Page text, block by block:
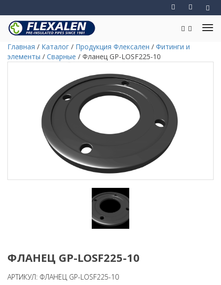
Главная / Каталог / Продукция Флексален / Фитинги и
элементы / Сварные / Фланец GP-LOSF225-10
ФЛАНЕЦ GP-LOSF225-10
АРТИКУЛ: ФЛАНЕЦ GP-LOSF225-10